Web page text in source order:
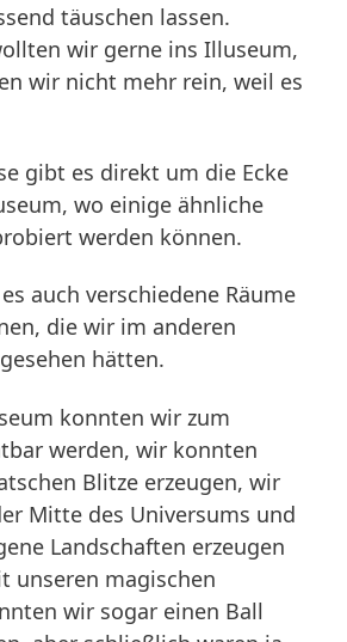
täuschen lassen.
wir gerne ins Illuseum,
wir nicht mehr rein, weil es
gibt es direkt um die Ecke
wo einige ähnliche
werden können.
auch verschiedene Räume
die wir im anderen
hätten.
konnten wir zum
werden, wir konnten
Blitze erzeugen, wir
Mitte des Universums und
Landschaften erzeugen
unseren magischen
wir sogar einen Ball